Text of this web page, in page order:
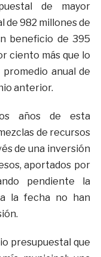
de mayor
de 982 millones de
beneficio de 395
ciento más que lo
anual de
anterior.
años de esta
de recursos
de una inversión
aportados por
pendiente la
la fecha no han
presupuestal que